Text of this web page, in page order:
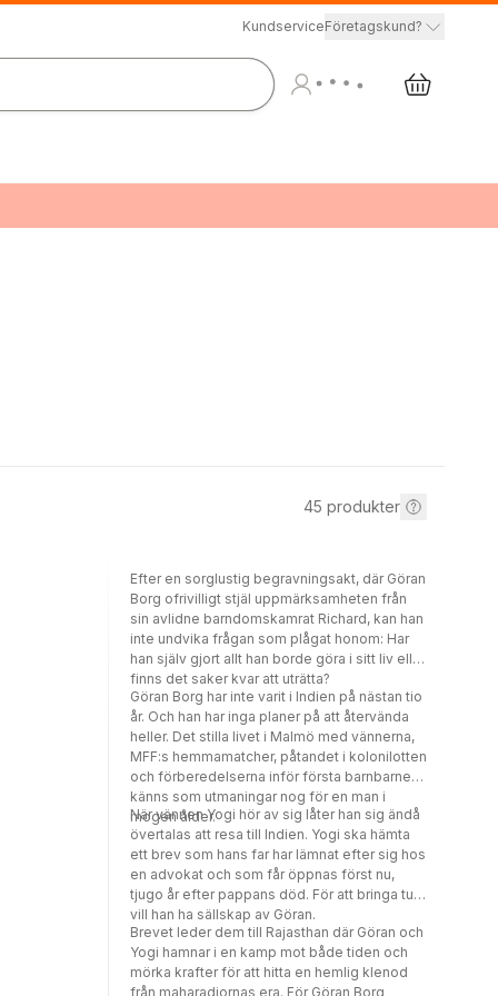
KundserviceFöretagskund?
45 produkter
Efter en sorglustig begravningsakt, där Göran
Borg ofrivilligt stjäl uppmärksamheten från
sin avlidne barndomskamrat Richard, kan han
inte undvika frågan som plågat honom: Har
han själv gjort allt han borde göra i sitt liv eller
finns det saker kvar att uträtta?
Göran Borg har inte varit i Indien på nästan tio
år. Och han har inga planer på att återvända
heller. Det stilla livet i Malmö med vännerna,
MFF:s hemmamatcher, påtandet i kolonilotten
och förberedelserna inför första barnbarnet
känns som utmaningar nog för en man i
mogen ålder.
När vännen Yogi hör av sig låter han sig ändå
övertalas att resa till Indien. Yogi ska hämta
ett brev som hans far har lämnat efter sig hos
en advokat och som får öppnas först nu,
tjugo år efter pappans död. För att bringa tur
vill han ha sällskap av Göran.
Brevet leder dem till Rajasthan där Göran och
Yogi hamnar i en kamp mot både tiden och
mörka krafter för att hitta en hemlig klenod
från maharadjornas era. För Göran Borg